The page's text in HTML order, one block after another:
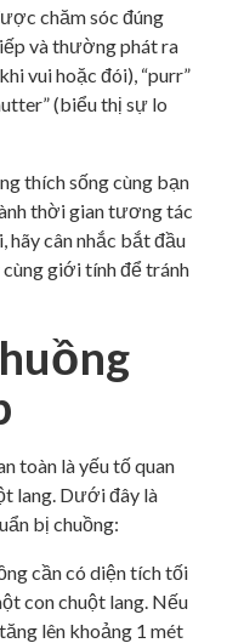
chăm sóc đúng
và thường phát ra
vui hoặc đói), “purr”
(biểu thị sự lo
thích sống cùng bạn
thời gian tương tác
hãy cân nhắc bắt đầu
giới tính để tránh
toàn là yếu tố quan
lang. Dưới đây là
bị chuồng:
cần có diện tích tối
con chuột lang. Nếu
lên khoảng 1 mét